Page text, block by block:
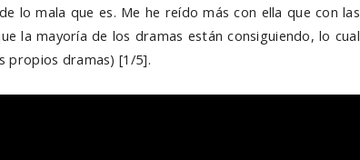
lo mala que es. Me he reído más con ella que con las
la mayoría de los dramas están consiguiendo, lo cual
propios dramas) [1/5].